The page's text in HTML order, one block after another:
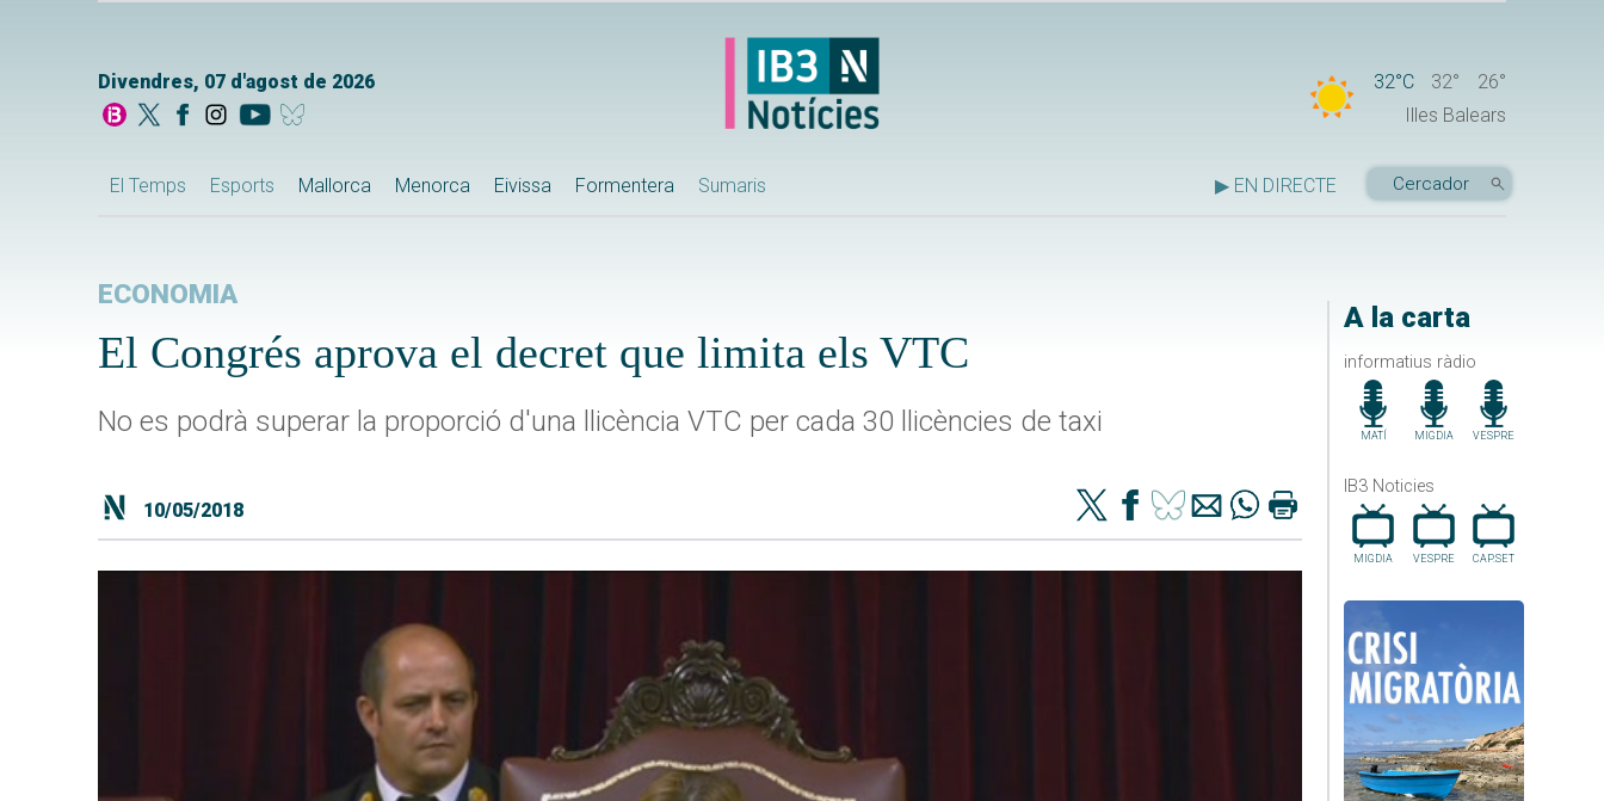
Divendres, 07 d'agost de 2026 32°C 32°
26°
Illes Balears
El Temps Esports Mallorca Menorca Eivissa Formentera Sumaris ▶ EN DIRECTE
A la carta
informatius ràdio
MATÍ MIGDIA VESPRE
IB3 Noticies
MIGDIA VESPRE CAP.SET
ECONOMIA
El Congrés aprova el decret que limita els VTC
No es podrà superar la proporció d'una llicència VTC per cada 30 llicències de taxi
10/05/2018